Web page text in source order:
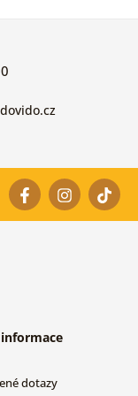
dotazy